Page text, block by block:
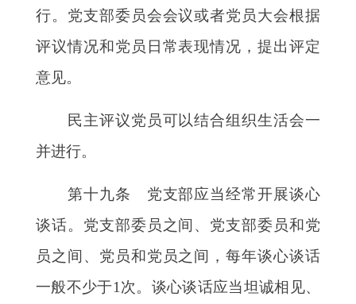
行。党支部委员会会议或者党员大会根据
评议情况和党员日常表现情况，提出评定
意见。
民主评议党员可以结合组织生活会一
并进行。
第十九条 党支部应当经常开展谈心
谈话。党支部委员之间、党支部委员和党
员之间、党员和党员之间，每年谈心谈话
一般不少于1次。谈心谈话应当坦诚相见、